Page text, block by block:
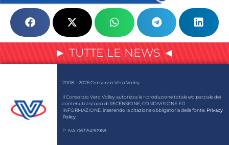
► TUTTE LE NEWS ◄
2008 – 2026 Consorzio Vero Volley
Il Consorzio Vero Volley autorizza la riproduzione totale e/o parziale dei
contenuti a scopo di RECENSIONE, CONDIVISIONE ED
INFORMAZIONE, inserendo la citazione obbligatoria della fonte. Privacy
Policy
P. IVA: 06315490968